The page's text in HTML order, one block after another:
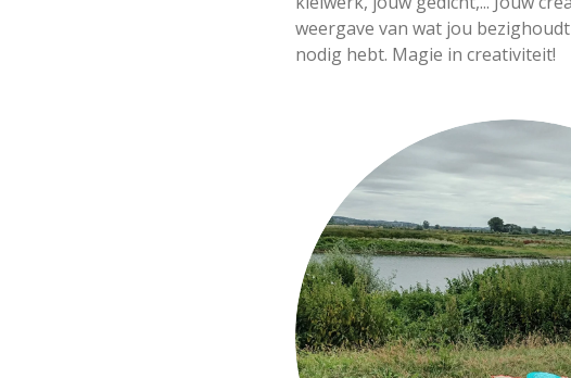
weergave van wat jou
nodig hebt. Magie in creativiteit!